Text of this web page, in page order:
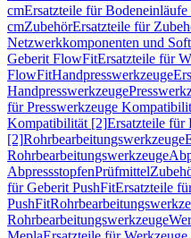
cmErsatzteile für
cmZubehörErsatzteile für
Netzwerkkomponenten und
Geberit FlowFitErsatzteile für
FlowFitHandpresswerkzeuge
Handpresswerkzeuge
für Presswerkzeuge
Kompatibilität [2]Ersatzteile für
[2]Rohrbearbeitungswerkzeuge
Rohrbearbeitungswerkzeuge
AbpressstopfenPrüfmittel
für Geberit PushFitErsatzteile
PushFit
Rohrbearbeitungswerkzeuge